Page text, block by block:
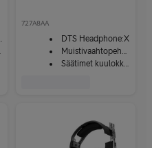
727A8AA
DTS Headphone:X
Muistivaahtopehmuste
Säätimet kuulokkeissa